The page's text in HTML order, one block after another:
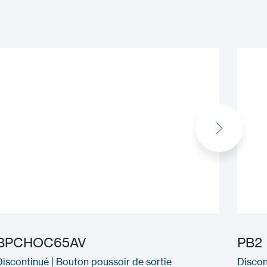
| Bouton poussoir de sortie
PB2